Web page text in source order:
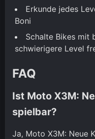
Erkunde jedes
Boni
Schalte Bikes mit
schwierigere Level
FAQ
Ist Moto X3M:
spielbar?
Ja, Moto X3M: Neue